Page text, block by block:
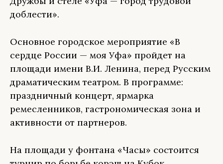
доблести».
Основное городское мероприятие «В
сердце России — моя Уфа» пройдет на
площади имени В.И. Ленина, перед Русским
драматическим театром. В программе:
праздничный концерт, ярмарка
ремесленников, гастрономическая зона и
активности от партнеров.
На площади у фонтана «Часы» состоится